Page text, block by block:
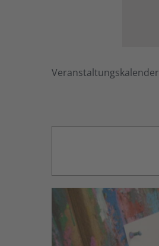
Veranstaltungskalender